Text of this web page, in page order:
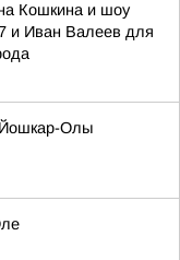
Кошкина и шоу
и Иван Валеев для
Олы